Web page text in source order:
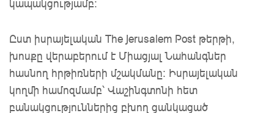
կապակցությամբ:
Ըստ իսրայելական The Jerusalem Post թերթի,
խոսքը վերաբերում է Միացյալ Նահանգներ
հասնող հրթիռների մշակմանը: Իսրայելական
կողմի համոզմամբ՝ Վաշինգտոնի հետ
բանակցություններից բխող ցանկացած